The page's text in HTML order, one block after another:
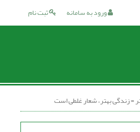
ثبت نام ورود به سامانه
= زندگی بهتر، شعار غلطی است